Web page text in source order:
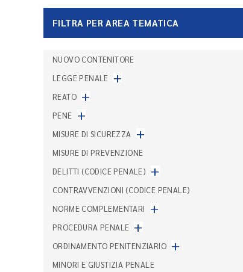
FILTRA PER AREA TEMATICA
NUOVO CONTENITORE
LEGGE PENALE +
REATO +
PENE +
MISURE DI SICUREZZA +
MISURE DI PREVENZIONE
DELITTI (CODICE PENALE) +
CONTRAVVENZIONI (CODICE PENALE)
NORME COMPLEMENTARI
+
PROCEDURA PENALE +
ORDINAMENTO PENITENZIARIO +
MINORI E GIUSTIZIA PENALE